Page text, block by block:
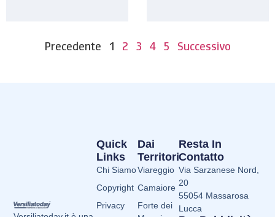
Precedente 1 2 3 4 5 Successivo
Dai
Territori
Viareggio
Camaiore
Forte dei
Quick
Links
Chi Siamo
Copyright
Privacy
Resta In
Contatto
Via Sarzanese Nord,
20
55054 Massarosa
Lucca